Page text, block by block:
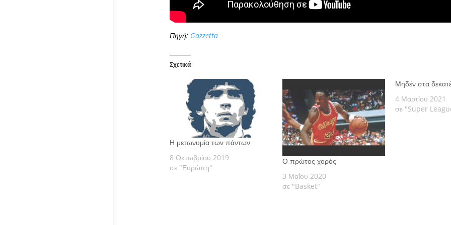
Πηγή: Gazzetta
Σχετικά
Η μετωνυμία των πάντων
8 Οκτωβρίου 2019
σε "Ευρώπη"
Ο πρώτος χορός
3 Μαΐου 2020
σε "Basket"
Μηδέν στα
4 Μαρτίου 2021
σε "Super